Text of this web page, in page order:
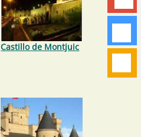
Castillo de Montjuic